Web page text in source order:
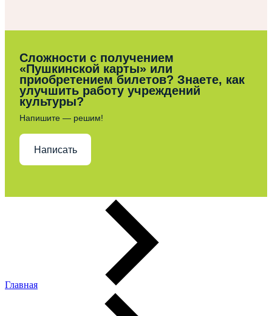
Сложности с получением
«Пушкинской карты» или
приобретением билетов? Знаете, как
улучшить работу учреждений
культуры?
Напишите — решим!
Написать
Главная